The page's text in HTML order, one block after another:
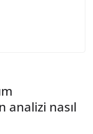
analizi nasıl